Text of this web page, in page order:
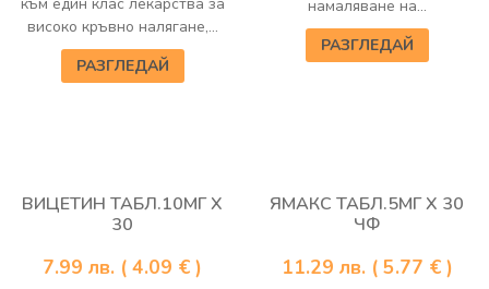
високо кръвно налягане,...
РАЗГЛЕДАЙ
намаляване на...
РАЗГЛЕДАЙ
ВИЦЕТИН ТАБЛ.10МГ Х
30
7.99 лв. ( 4.09 € )
ЯМАКС ТАБЛ.5МГ Х 30
ЧФ
11.29 лв. ( 5.77 € )